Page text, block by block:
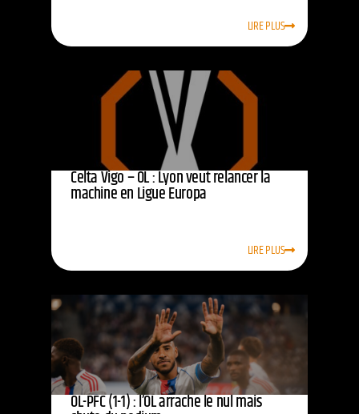
LIRE PLUS
Celta Vigo – OL : Lyon veut relancer la
machine en Ligue Europa
LIRE PLUS
OL-PFC (1-1) : l’OL arrache le nul mais